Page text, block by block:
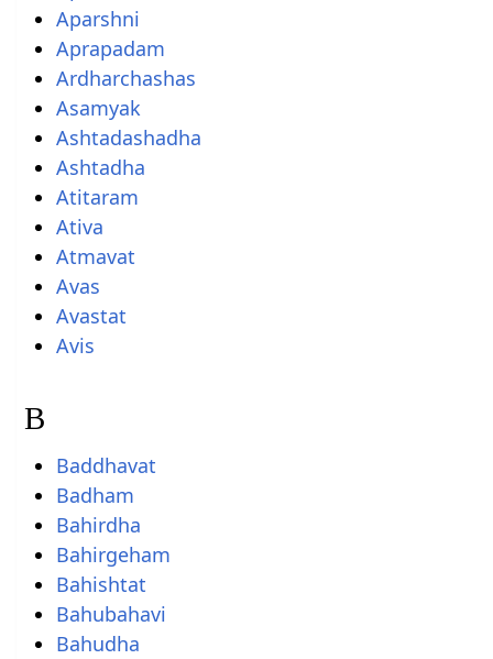
Aparshni
Aprapadam
Ardharchashas
Asamyak
Ashtadashadha
Ashtadha
Atitaram
Ativa
Atmavat
Avas
Avastat
Avis
B
Baddhavat
Badham
Bahirdha
Bahirgeham
Bahishtat
Bahubahavi
Bahudha